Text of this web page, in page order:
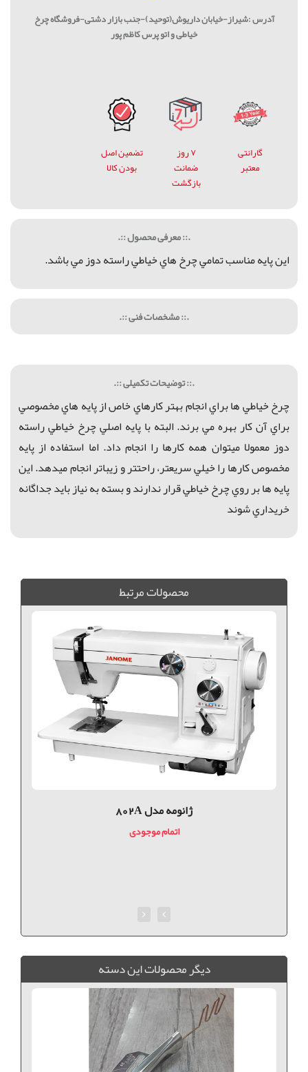
آدرس :شیراز-خیابان داریوش(توحید)-جنب بازار دشتی-فروشگاه چرخ
خیاطی و اتو پرس کاظم پور
گارانتی
معتبر
۷ روز
ضمانت
بازگشت
تضمین اصل
بودن کالا
.:: معرفی محصول ::.
اين پايه مناسب تمامي چرخ هاي خياطي راسته دوز مي باشد.
.:: مشخصات فنی ::.
.:: توضیحات تکمیلی ::.
چرخ خياطي ها براي انجام بهتر كارهاي خاص از پايه هاي مخصوصي
براي آن كار بهره مي برند. البته باپایه اصليچرخ خياطي راسته
دوز معمولا ميتوان همه کارها را انجام داد. اما استفاده از پايه
مخصوص كارها را خيلي سريعتر، راحتتر و زيباتر انجام ميدهد. اين
پايه ها بر روي چرخ خياطي قرار ندارند و بسته به نياز بايد جداگانه
خريداري شوند
محصولات مرتبط
ژانومه مدل 802A
اتمام موجودی
ديگر محصولات اين دسته